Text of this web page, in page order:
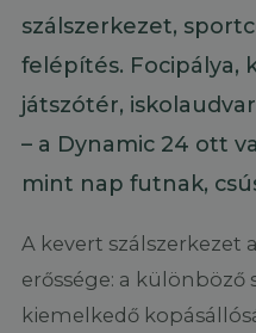
szálszerkezet,
felépítés. Focipálya,
játszótér,
– a Dynamic 24 ott
mint nap futnak,
A kevert szálszerkezet
erőssége: a
kiemelkedő